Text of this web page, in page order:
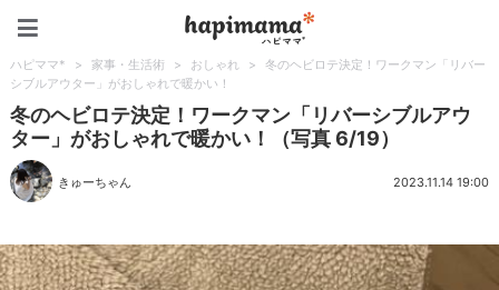
ハピママ* > 家事・生活術 > おしゃれ >
冬のヘビロテ決定！ワークマン「リバー
シブルアウター」がおしゃれで暖かい！
冬のヘビロテ決定！ワークマン「リバーシブルアウ
ター」がおしゃれで暖かい！（写真 6/19）
きゅーちゃん 2023.11.14 19:00